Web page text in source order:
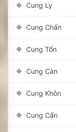
◆ Cung Ly
◆ Cung Chấn
◆ Cung Tốn
◆ Cung Càn
◆ Cung Khôn
◆ Cung Cấn